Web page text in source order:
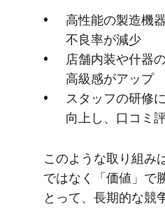
高性能の​製造機
不良率が​減少
店舗内装や​什器
高級感が​アップ
スタッフの​研修
向上し、​口コミ
このような​取り組み
ではなく​「価値」で​
とって、​長期的な​競